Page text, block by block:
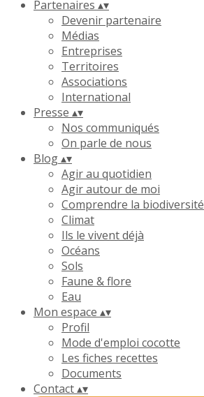
Partenaires ▴▾
Devenir partenaire
Médias
Entreprises
Territoires
Associations
International
Presse ▴▾
Nos communiqués
On parle de nous
Blog▴▾
Agir au quotidien
Agir autour de moi
Comprendre la biodiversité
Climat
Ils le vivent déjà
Océans
Sols
Faune & flore
Eau
Mon espace ▴▾
Profil
Mode d'emploi cocotte
Les fiches recettes
Documents
Contact▴▾